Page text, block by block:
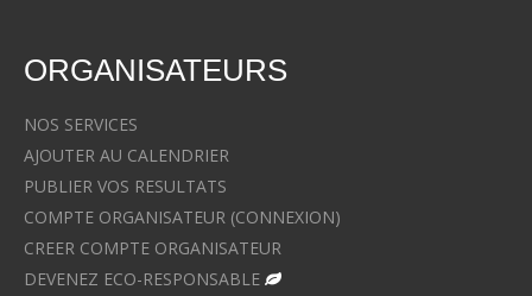
ORGANISATEURS
NOS SERVICES
AJOUTER AU CALENDRIER
PUBLIER VOS RESULTATS
COMPTE ORGANISATEUR (CONNEXION)
CREER COMPTE ORGANISATEUR
DEVENEZ ECO-RESPONSABLE